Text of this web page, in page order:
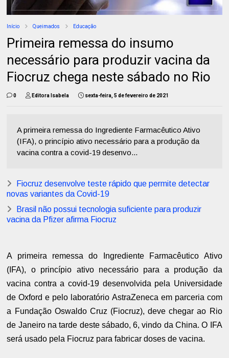
Início Queimados Educação
Primeira remessa do insumo
necessário para produzir vacina da
Fiocruz chega neste sábado no Rio
0 Editora Isabela sexta-feira, 5 de fevereiro de 2021
A primeira remessa do Ingrediente Farmacêutico Ativo
(IFA), o princípio ativo necessário para a produção da
vacina contra a covid-19 desenvo...
Fiocruz desenvolve teste rápido que permite detectar
novas variantes da Covid-19
Brasil não possui tecnologia suficiente para produzir
vacina da Pfizer afirma Fiocruz
A primeira remessa do Ingrediente Farmacêutico Ativo
(IFA), o princípio ativo necessário para a produção da
vacina contra a covid-19 desenvolvida pela Universidade
de Oxford e pelo laboratório AstraZeneca em parceria com
a Fundação Oswaldo Cruz (Fiocruz), deve chegar ao Rio
de Janeiro na tarde deste sábado, 6, vindo da China. O IFA
será usado pela Fiocruz para fabricar doses de vacina.